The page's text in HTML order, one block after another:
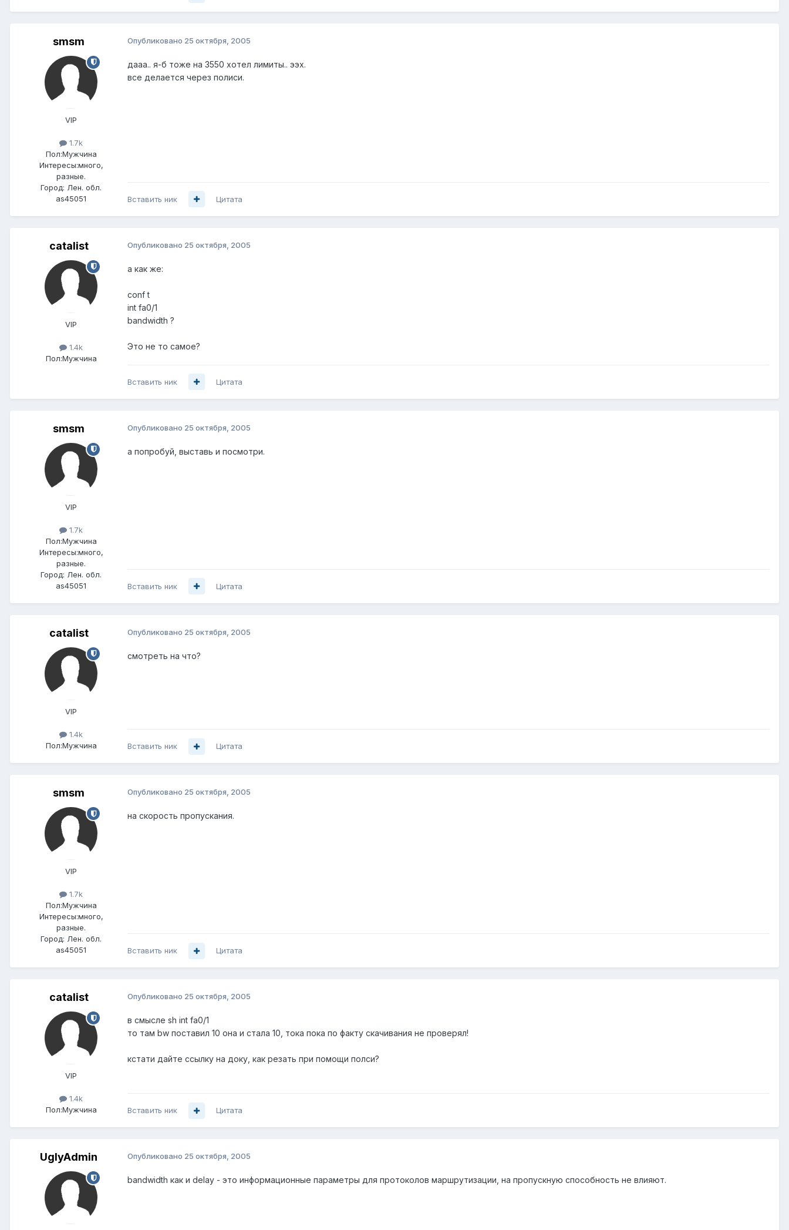
smsm
VIP
1.7k
Пол:Мужчина
Интересы:много,
разные.
Город: Лен. обл.
as45051
Опубликовано 25 октября, 2005
дааа.. я-б тоже на 3550 хотел лимиты.. ээх.
все делается через полиси.
Вставить ник Цитата
catalist
VIP
1.4k
Пол:Мужчина
Опубликовано 25 октября, 2005
а как же:
conf t
int fa0/1
bandwidth ?
Это не то самое?
Вставить ник Цитата
smsm
VIP
1.7k
Пол:Мужчина
Интересы:много,
разные.
Город: Лен. обл.
as45051
Опубликовано 25 октября, 2005
а попробуй, выставь и посмотри.
Вставить ник Цитата
catalist
VIP
1.4k
Пол:Мужчина
Опубликовано 25 октября, 2005
смотреть на что?
Вставить ник Цитата
smsm
VIP
1.7k
Пол:Мужчина
Интересы:много,
разные.
Город: Лен. обл.
as45051
Опубликовано 25 октября, 2005
на скорость пропускания.
Вставить ник Цитата
catalist
VIP
1.4k
Пол:Мужчина
Опубликовано 25 октября, 2005
в смысле sh int fa0/1
то там bw поставил 10 она и стала 10, тока пока по факту скачивания не проверял!
кстати дайте ссылку на доку, как резать при помощи полси?
Вставить ник Цитата
UglyAdmin Опубликовано 25 октября, 2005
bandwidth как и delay - это информационные параметры для протоколов маршрутизации, на пропускную способность не влияют.